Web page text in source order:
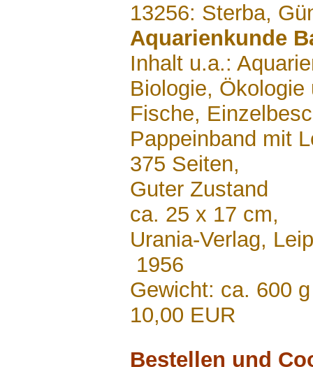
13256: Sterba,
Aquarienkunde
Inhalt u.a.:
Biologie, Ökologie
Fische,
Pappeinband mit
375 Seiten,
Guter Zustand
ca. 25 x 17 cm,
Urania-Verlag,
1956
Gewicht: ca. 600 g
10,00 EUR
Bestellen und